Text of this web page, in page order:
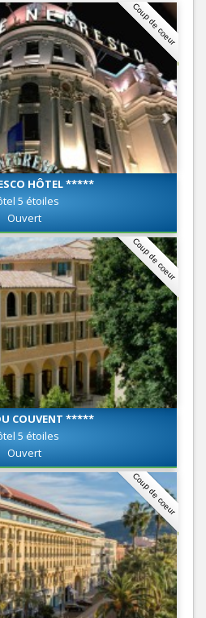
Coup de coeur
HÔTEL *****
5 étoiles
Ouvert
Coup de coeur
COUVENT *****
5 étoiles
Ouvert
Coup de coeur